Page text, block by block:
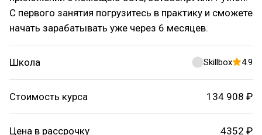
С первого занятия погрузитесь в практику и сможете
начать зарабатывать уже через 6 месяцев.
Школа Skillbox 4.9
Стоимость курса 134 908 ₽
Цена в рассрочку 4352 ₽